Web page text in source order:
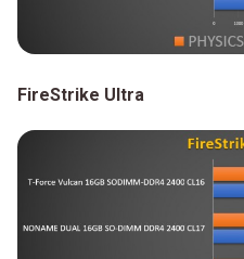
FireStrike Ultra